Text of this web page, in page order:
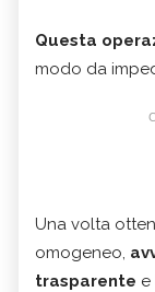
Questa
modo da
Una volta
omogeneo,
trasparente e